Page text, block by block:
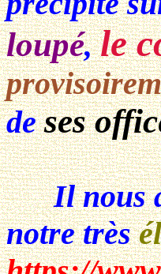
loupé,le
deses
Il nous
notre très